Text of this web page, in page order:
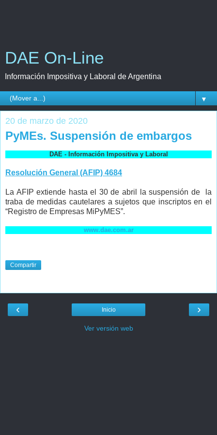
DAE On-Line
Información Impositiva y Laboral de Argentina
▼
20 de marzo de 2020
PyMEs. Suspensión de embargos
DAE - Información Impositiva y Laboral
Resolución General (AFIP) 4684
La AFIP extiende hasta el 30 de abril la suspensión de la
traba de medidas cautelares a sujetos que inscriptos en el
“Registro de Empresas MiPyMES”.
www.dae.com.ar
Compartir
‹ ›
Inicio
Ver versión web